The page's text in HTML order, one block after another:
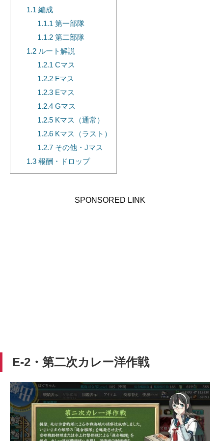
1.1 編成
1.1.1 第一部隊
1.1.2 第二部隊
1.2ルート解説
1.2.1 Cマス
1.2.2 Fマス
1.2.3 Eマス
1.2.4 Gマス
1.2.5 Kマス（通常）
1.2.6 Kマス（ラスト）
1.2.7 その他・Jマス
1.3報酬・ドロップ
SPONSORED LINK
E-2・第二次カレー洋作戦